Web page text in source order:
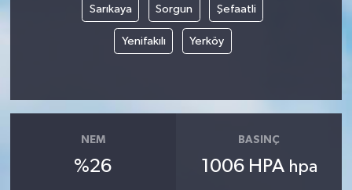
Sarıkaya Sorgun Şefaatli
Yenifakılı Yerköy
NEM
%26
BASINÇ
1006 HPA hpa